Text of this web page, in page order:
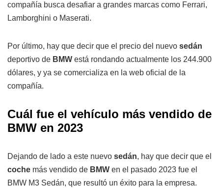
compañía busca desafiar a grandes marcas como Ferrari,
Lamborghini o Maserati.
Por último, hay que decir que el precio del nuevo sedán
deportivo de BMW está rondando actualmente los 244.900
dólares, y ya se comercializa en la web oficial de la
compañía.
Cuál fue el vehículo más vendido de
BMW en 2023
Dejando de lado a este nuevo sedán, hay que decir que el
coche más vendido de BMW en el pasado 2023 fue el
BMW M3 Sedán, que resultó un éxito para la empresa.